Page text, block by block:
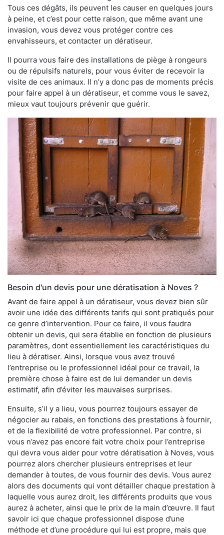
Tous ces dégâts, ils peuvent les causer en quelques jours
à peine, et c’est pour cette raison, que même avant une
invasion, vous devez vous protéger contre ces
envahisseurs, et contacter un dératiseur.
Il pourra vous faire des installations de piège à rongeurs
ou de répulsifs naturels, pour vous éviter de recevoir la
visite de ces animaux. Il n’y a donc pas de moments précis
pour faire appel à un dératiseur, et comme vous le savez,
mieux vaut toujours prévenir que guérir.
Besoin d'un devis pour une dératisation à Noves ?
Avant de faire appel à un dératiseur, vous devez bien sûr
avoir une idée des différents tarifs qui sont pratiqués pour
ce genre d’intervention. Pour ce faire, il vous faudra
obtenir un devis, qui sera établie en fonction de plusieurs
paramètres, dont essentiellement les caractéristiques du
lieu à dératiser. Ainsi, lorsque vous avez trouvé
l’entreprise ou le professionnel idéal pour ce travail, la
première chose à faire est de lui demander un devis
estimatif, afin d’éviter les mauvaises surprises.
Ensuite, s’il y a lieu, vous pourrez toujours essayer de
négocier au rabais, en fonctions des prestations à fournir,
et de la flexibilité de votre professionnel. Par contre, si
vous n’avez pas encore fait votre choix pour l’entreprise
qui devra vous aider pour votre dératisation à Noves, vous
pourrez alors chercher plusieurs entreprises et leur
demander à toutes, de vous fournir des devis. Vous aurez
alors des documents qui vont détailler chaque prestation à
laquelle vous aurez droit, les différents produits que vous
aurez à acheter, ainsi que le prix de la main d’œuvre. Il faut
savoir ici que chaque professionnel dispose d’une
méthode et d’une procédure qui lui est propre, mais que